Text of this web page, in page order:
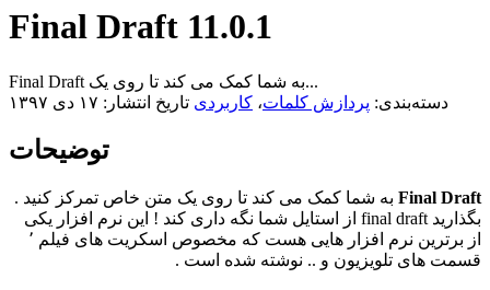
Final Draft 11.0.1
Final Draft به شما کمک می کند تا روی یک...
دسته‌بندی: پردازش کلمات، کاربردی تاریخ انتشار: ۱۷ دی ۱۳۹۷
توضیحات
Final Draft به شما کمک می کند تا روی یک متن خاص تمرکز کنید .
بگذارید final draft از استایل شما نگه داری کند ! این نرم افزار یکی
از برترین نرم افزار هایی هست که مخصوص اسکریت های فیلم ٬
قسمت های تلویزیون و .. نوشته شده است .